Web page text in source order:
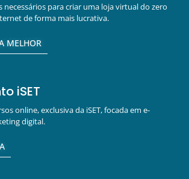
necessários para criar uma loja virtual do zero
de forma mais lucrativa.
MELHOR
iSET
online, exclusiva da iSET, focada em e-
digital.